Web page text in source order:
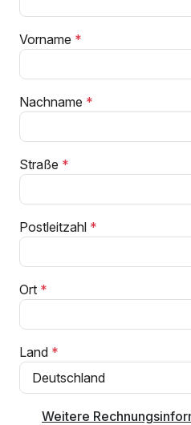
Vorname
Nachname
Straße
Postleitzahl
Ort
Land
Weitere